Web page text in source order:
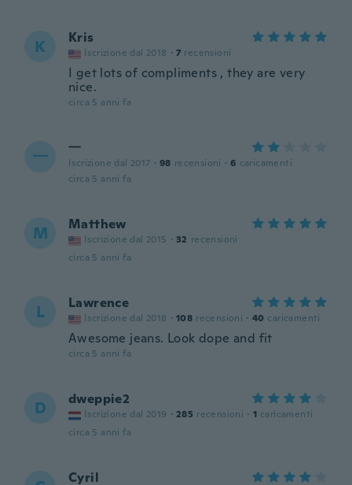
K Kris
Iscrizione dal 2018 · 7 recensioni
I get lots of compliments , they are very
nice.
circa 5 anni fa
一 一
Iscrizione dal 2017 · 98 recensioni · 6 caricamenti
circa 5 anni fa
M Matthew
Iscrizione dal 2015 · 32 recensioni
circa 5 anni fa
L Lawrence
Iscrizione dal 2018 · 108 recensioni · 40 caricamenti
Awesome jeans. Look dope and fit
circa 5 anni fa
D dweppie2
Iscrizione dal 2019 · 285 recensioni · 1 caricamenti
circa 5 anni fa
Cyril